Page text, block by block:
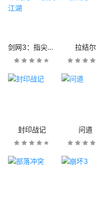
剑网3：指尖江湖 拉结尔
封印战记 问道